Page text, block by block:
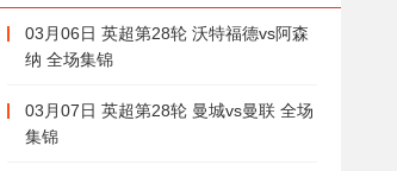
03月06日 英超第28轮 沃特福德vs阿森
纳 全场集锦
03月07日 英超第28轮 曼城vs曼联 全场
集锦